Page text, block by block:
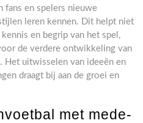
fans en spelers nieuwe
leren kennen. Dit helpt niet
en begrip van het spel,
de verdere ontwikkeling van
Het uitwisselen van ideeën en
draagt bij aan de groei en
met mede-